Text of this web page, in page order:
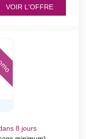
VOIR L'OFFRE
8 jours